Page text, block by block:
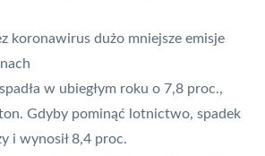
koronawirus dużo mniejsze emisje
w ubiegłym roku o 7,8 proc.,
Gdyby pominąć lotnictwo, spadek
i wynosił 8,4 proc.